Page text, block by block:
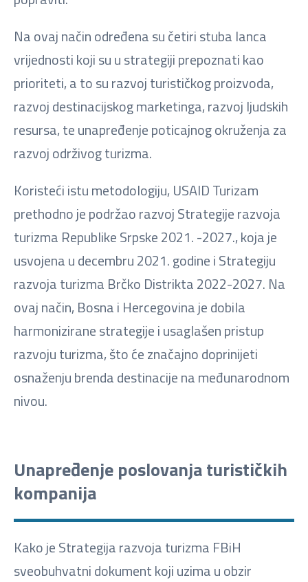
Na ovaj način određena su četiri stuba lanca
vrijednosti koji su u strategiji prepoznati kao
prioriteti, a to su razvoj turističkog proizvoda,
razvoj destinacijskog marketinga, razvoj ljudskih
resursa, te unapređenje poticajnog okruženja za
razvoj održivog turizma.
Koristeći istu metodologiju, USAID Turizam
prethodno je podržao razvoj Strategije razvoja
turizma Republike Srpske 2021. -2027., koja je
usvojena u decembru 2021. godine i Strategiju
razvoja turizma Brčko Distrikta 2022-2027. Na
ovaj način, Bosna i Hercegovina je dobila
harmonizirane strategije i usaglašen pristup
razvoju turizma, što će značajno doprinijeti
osnaženju brenda destinacije na međunarodnom
nivou.
Unapređenje poslovanja turističkih
kompanija
Kako je Strategija razvoja turizma FBiH
sveobuhvatni dokument koji uzima u obzir